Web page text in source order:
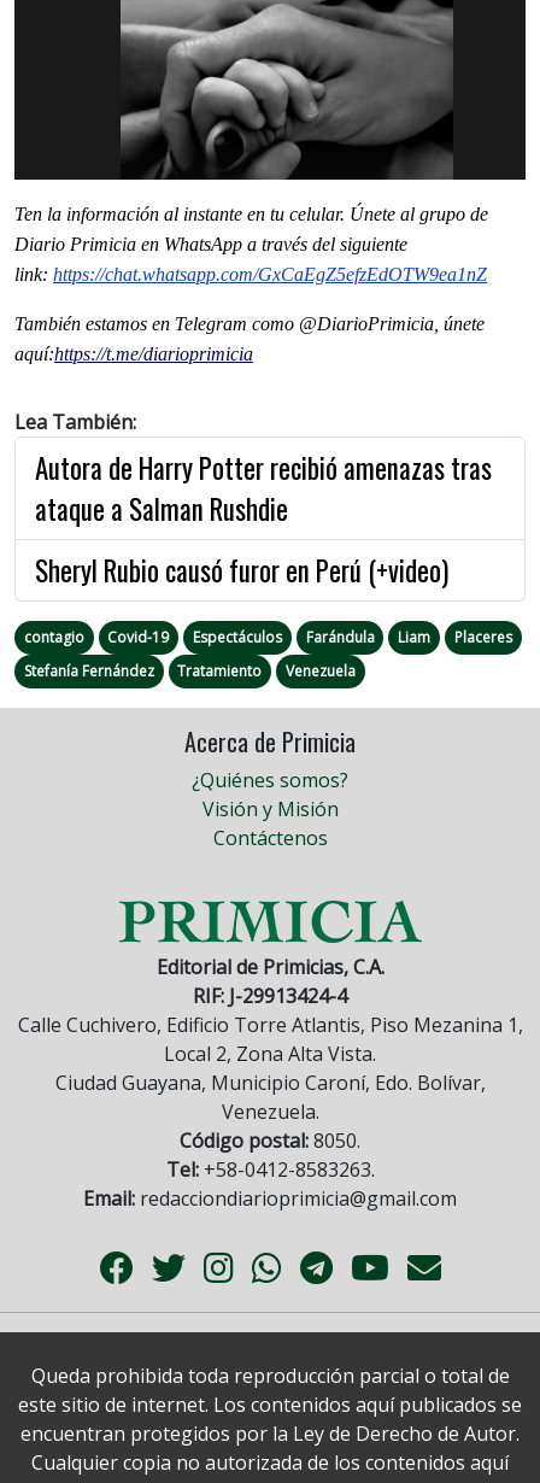
Ten la información al instante en tu celular. Únete al grupo de
Diario Primicia en WhatsApp a través del siguiente
link: https://chat.whatsapp.com/GxCaEgZ5efzEdOTW9ea1nZ
También estamos en Telegram como @DiarioPrimicia, únete
aquí:https://t.me/diarioprimicia
Lea También:
Autora de Harry Potter recibió amenazas tras
ataque a Salman Rushdie
Sheryl Rubio causó furor en Perú (+video)
contagio Covid-19 Espectáculos Farándula Liam
Placeres
Stefanía Fernández
Tratamiento Venezuela
Acerca de Primicia
¿Quiénes somos?
Visión y Misión
Contáctenos
Editorial de Primicias, C.A.
RIF: J-29913424-4
Calle Cuchivero, Edificio Torre Atlantis, Piso Mezanina 1,
Local 2, Zona Alta Vista.
Ciudad Guayana, Municipio Caroní, Edo. Bolívar,
Venezuela.
Código postal:8050.
Tel:+58-0412-8583263.
Email: redacciondiarioprimicia@gmail.com
Queda prohibida toda reproducción parcial o total de
este sitio de internet. Los contenidos aquí publicados se
encuentran protegidos por la Ley de Derecho de Autor.
Cualquier copia no autorizada de los contenidos aquí